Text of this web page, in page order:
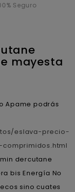
Seguro
mayesta
Apame podrás
eslava-precio-
dercutane
bis Energía No
sino cuates